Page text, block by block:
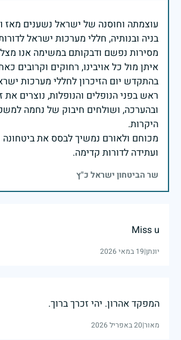
עוצמתה וחוסנה של ישראל נשענים מאז
בניה ובנותיה, חללי מערכות ישראל
מסירות נפשם ודבקותם במשימה אנו
בהתקדש יום הזיכרון לחללי מערכות
ראש בפני הנופלים והנופלות, נוצרים
ובהערכה, ושולחים חיבוק של נחמה
מכוחם ולאורם נמשיך לבסס את
ועתידה לדורות קדימה.
שר הביטחון ישראל כ"ץ
Miss u
יונתן|19 במאי 2026
המפקד אהרון. יהי זכרך ברוך.
מאור|20 באפריל 2026